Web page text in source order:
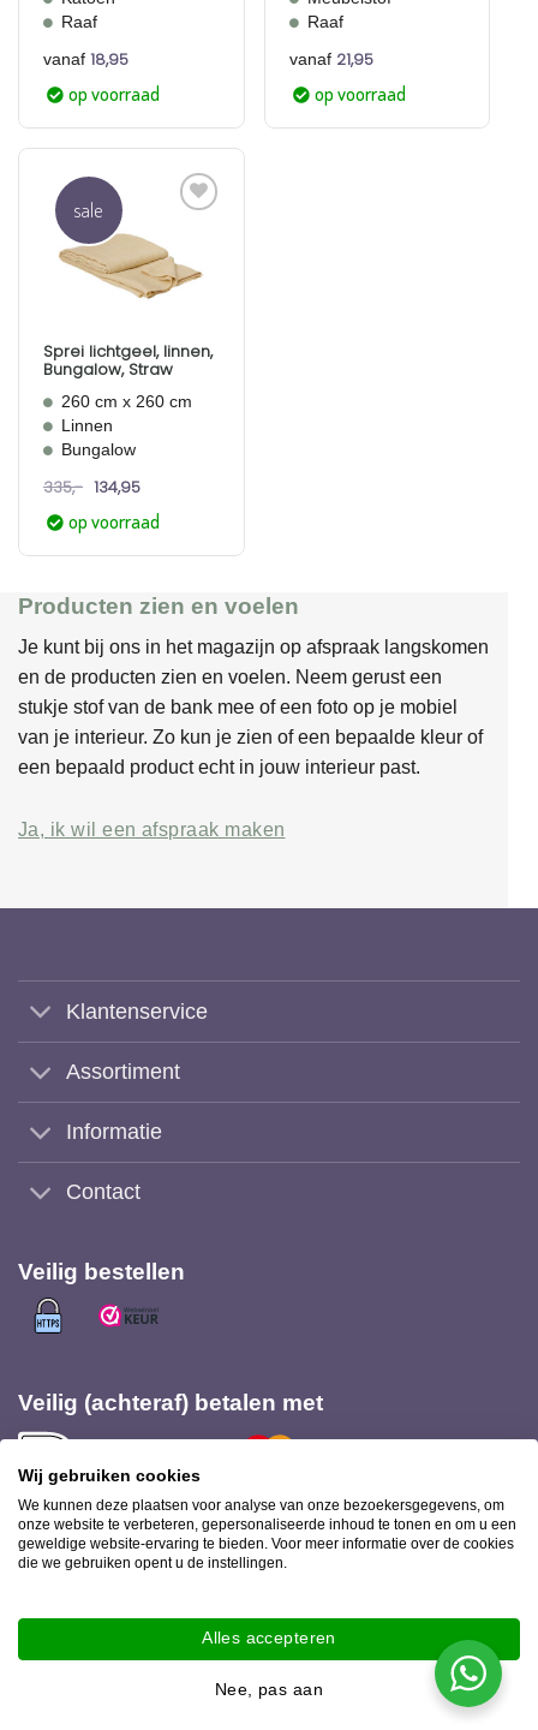
Raaf
vanaf 18,95
op voorraad
Raaf
vanaf 21,95
op voorraad
sale
verlanglijst
toevoegen
Sprei lichtgeel, linnen,
Bungalow, Straw
260 cm x 260 cm
Linnen
Bungalow
335,- Oorspronkelijke
prijs
335,-.
134,95Huidige
prijs
134,95.
op voorraad
Producten zien en voelen
Je kunt bij ons in het magazijn op afspraak langskomen
en de producten zien en voelen. Neem gerust een
stukje stof van de bank mee of een foto op je mobiel
van je interieur. Zo kun je zien of een bepaalde kleur of
een bepaald product echt in jouw interieur past.
Ja, ik wil een afspraak maken
Klantenservice
Assortiment
Informatie
Contact
Veilig bestellen
Veilig (achteraf) betalen met
Bezorging met
Ookinhetpaars.nl 2026 © |Privacy statement-Disclaimer|Webshop ontwerp
Wij gebruiken cookies
We kunnen deze plaatsen voor analyse van onze bezoekersgegevens, om
onze website te verbeteren, gepersonaliseerde inhoud te tonen en om u een
geweldige website-ervaring te bieden. Voor meer informatie over de cookies
die we gebruiken opent u de instellingen.
Alles accepteren
Nee, pas aan